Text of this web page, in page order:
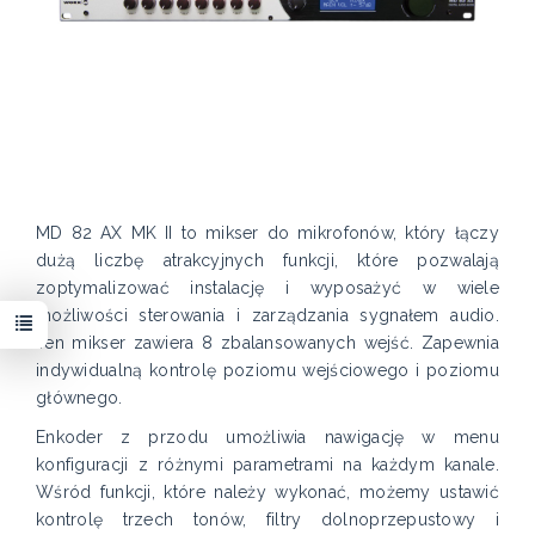
MD 82 AX MK II to mikser do mikrofonów, który łączy
dużą liczbę atrakcyjnych funkcji, które pozwalają
zoptymalizować instalację i wyposażyć w wiele
możliwości sterowania i zarządzania sygnałem audio.
Ten mikser zawiera 8 zbalansowanych wejść. Zapewnia
indywidualną kontrolę poziomu wejściowego i poziomu
głównego.
Enkoder z przodu umożliwia nawigację w menu
konfiguracji z różnymi parametrami na każdym kanale.
Wśród funkcji, które należy wykonać, możemy ustawić
kontrolę trzech tonów, filtry dolnoprzepustowy i